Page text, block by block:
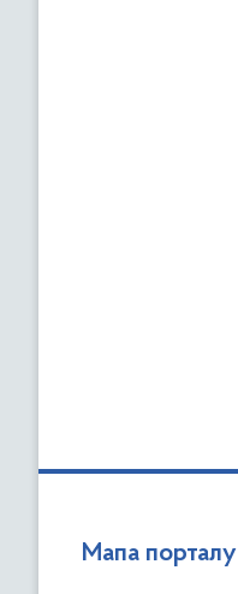
Мапа порталу